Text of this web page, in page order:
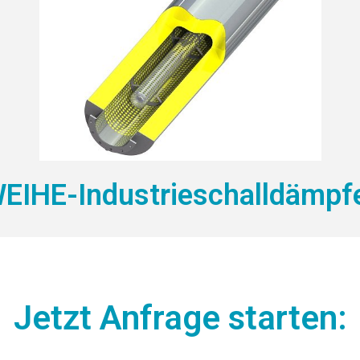
Jetzt Anfrage starten: